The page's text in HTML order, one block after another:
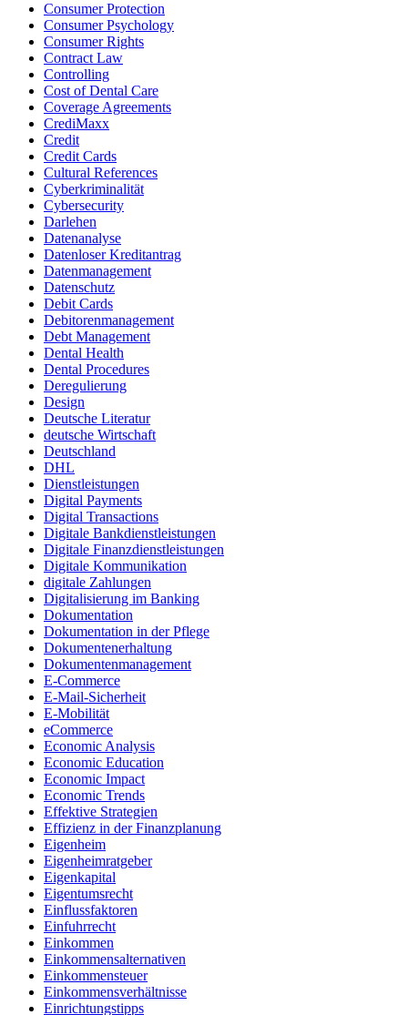
Consumer Protection
Consumer Psychology
Consumer Rights
Contract Law
Controlling
Cost of Dental Care
Coverage Agreements
CrediMaxx
Credit
Credit Cards
Cultural References
Cyberkriminalität
Cybersecurity
Darlehen
Datenanalyse
Datenloser Kreditantrag
Datenmanagement
Datenschutz
Debit Cards
Debitorenmanagement
Debt Management
Dental Health
Dental Procedures
Deregulierung
Design
Deutsche Literatur
deutsche Wirtschaft
Deutschland
DHL
Dienstleistungen
Digital Payments
Digital Transactions
Digitale Bankdienstleistungen
Digitale Finanzdienstleistungen
Digitale Kommunikation
digitale Zahlungen
Digitalisierung im Banking
Dokumentation
Dokumentation in der Pflege
Dokumentenerhaltung
Dokumentenmanagement
E-Commerce
E-Mail-Sicherheit
E-Mobilität
eCommerce
Economic Analysis
Economic Education
Economic Impact
Economic Trends
Effektive Strategien
Effizienz in der Finanzplanung
Eigenheim
Eigenheimratgeber
Eigenkapital
Eigentumsrecht
Einflussfaktoren
Einfuhrrecht
Einkommen
Einkommensalternativen
Einkommensteuer
Einkommensverhältnisse
Einrichtungstipps